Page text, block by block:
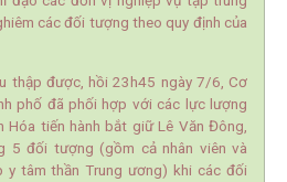
các đối tượng theo quy định của
thập được, hồi 23h45 ngày 7/6, Cơ
phố đã phối hợp với các lực lượng
Hóa tiến hành bắt giữ Lê Văn Đông,
5 đối tượng (gồm cả nhân viên và
y tâm thần Trung ương) khi các đối